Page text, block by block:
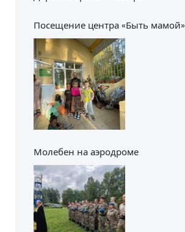
п
о
з
а
п
и
с
я
м
Посещение центра «Быть мамой»
Молебен на аэродроме